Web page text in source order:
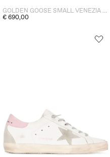
GOLDEN GOOSE SMALL VENEZIA DONNA BORSA CREMA
€ 690,00